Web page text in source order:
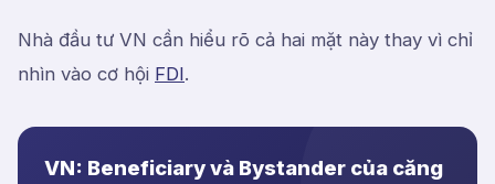
Nhà đầu tư VN cần hiểu rõ cả hai mặt này thay vì chỉ
nhìn vào cơ hội FDI.
VN: Beneficiary và Bystander của căng